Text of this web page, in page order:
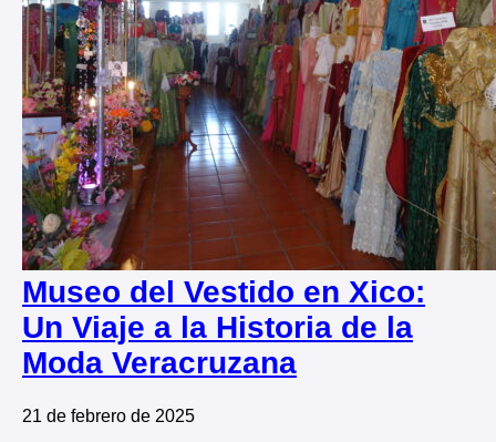
Museo del Vestido en Xico:
Un Viaje a la Historia de la
Moda Veracruzana
21 de febrero de 2025